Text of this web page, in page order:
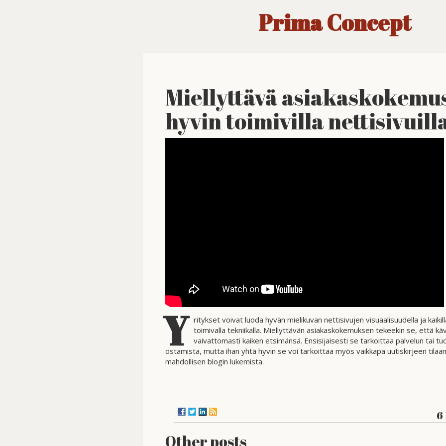
Prima Concept
Miellyttävä
hyvin toimivilla
Y ritykset voivat luoda hyvän mielikuvan nettisivujen visuaalisuudella ja
toimivalla tekniikalla. Miellyttävän asiakaskokemuksen tekeekin se, että
vaivattomasti kaiken etsimänsä. Ensisijaisesti se tarkoittaa palvelun tai
ostamista, mutta ihan yhtä hyvin se voi tarkoittaa myös vaikkapa uutiskirjeen
mahdollisen blogin lukemista.
6
Other posts